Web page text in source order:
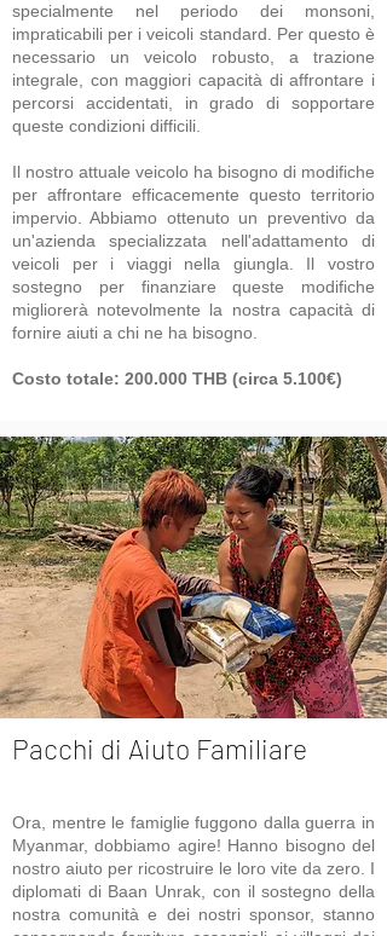
specialmente nel periodo dei monsoni,
impraticabili per i veicoli standard. Per questo è
necessario un veicolo robusto, a trazione
integrale, con maggiori capacità di affrontare i
percorsi accidentati, in grado di sopportare
queste condizioni difficili.
Il nostro attuale veicolo ha bisogno di modifiche
per affrontare efficacemente questo territorio
impervio. Abbiamo ottenuto un preventivo da
un'azienda specializzata nell'adattamento di
veicoli per i viaggi nella giungla. Il vostro
sostegno per finanziare queste modifiche
migliorerà notevolmente la nostra capacità di
fornire aiuti a chi ne ha bisogno.
Costo totale: 200.000 THB (circa 5.100€)
Pacchi di Aiuto Familiare
Ora, mentre le famiglie fuggono dalla guerra in
Myanmar, dobbiamo agire! Hanno bisogno del
nostro aiuto per ricostruire le loro vite da zero. I
diplomati di Baan Unrak, con il sostegno della
nostra comunità e dei nostri sponsor, stanno